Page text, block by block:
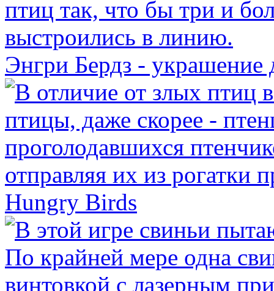
Энгри Бердз - украшение
Hungry Birds